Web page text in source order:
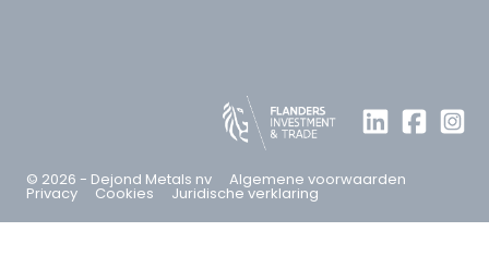
© 2026 - Dejond Metals nv Algemene voorwaarden
Privacy Cookies Juridische verklaring